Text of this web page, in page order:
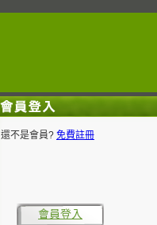
會員登入
還不是會員? 免費註冊